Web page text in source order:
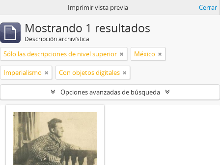
Imprimir vista previa Cerrar
Mostrando 1 resultados
Descripción archivística
Sólo las descripciones de nivel superior México
Imperialismo Con objetos digitales
Opciones avanzadas de búsqueda